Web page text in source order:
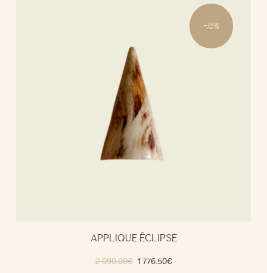
-15%
APPLIQUE ÉCLIPSE
2 090.00€ 1 776.50€